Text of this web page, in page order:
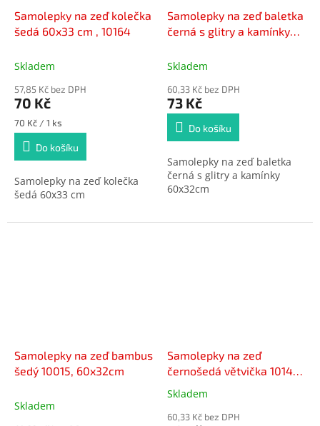
Samolepky na zeď kolečka
šedá 60x33 cm , 10164
Skladem
57,85 Kč bez DPH
70 Kč
Měrná
cena:
70 Kč / 1 ks
Do košíku
Samolepky na zeď kolečka
šedá 60x33 cm
Samolepky na zeď baletka
černá s glitry a kamínky
POSLEDNÍ KUSY -
Skladem
60,33 Kč bez DPH
73 Kč
Do košíku
Samolepky na zeď baletka
černá s glitry a kamínky
60x32cm
Samolepky na zeď bambus
šedý 10015, 60x32cm
Skladem
Samolepky na zeď
černošedá větvička 10149 ,
60x32cm
Průměrné
produktu
Skladem
60,33 Kč bez DPH